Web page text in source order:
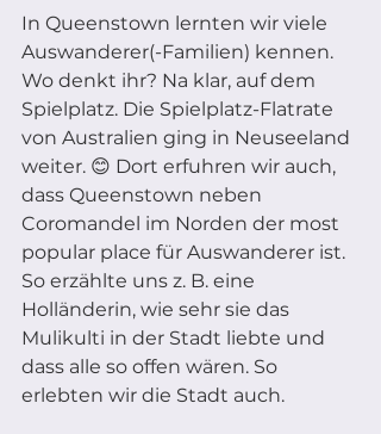
In Queenstown lernten wir viele
Auswanderer(-Familien) kennen.
Wo denkt ihr? Na klar, auf dem
Spielplatz. Die Spielplatz-Flatrate
von Australien ging in Neuseeland
weiter. 😊 Dort erfuhren wir auch,
dass Queenstown neben
Coromandel im Norden der most
popular place für Auswanderer ist.
So erzählte uns z. B. eine
Holländerin, wie sehr sie das
Mulikulti in der Stadt liebte und
dass alle so offen wären. So
erlebten wir die Stadt auch.